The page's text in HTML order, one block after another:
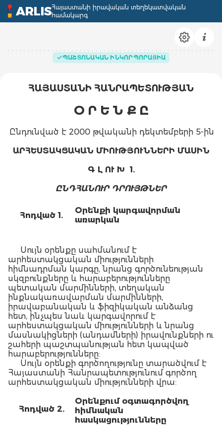
ARLISՀայաստանի իրավական տեղեկատվական
համակարգ
ՊԱՇՏՈՆԱԿԱՆ ԻՆԿՈՐՊՈՐԱՑԻԱ
ՀԱՅԱՍՏԱՆԻ ՀԱՆՐԱՊԵՏՈՒԹՅԱՆ
Օ Ր Ե Ն Ք Ը
Ընդունված է 2000 թվականի դեկտեմբերի 5-ին
ԱՐՀԵՍՏԱԿՑԱԿԱՆ ՄԻՈՒԹՅՈՒՆՆԵՐԻ ՄԱՍԻՆ
Գ Լ ՈՒ Խ 1.
ԸՆԴՀԱՆՈՒՐ ԴՐՈՒՅԹՆԵՐ
Հոդված 1.
Օրենքի կարգավորման
առարկան
Սույն օրենքը սահմանում է
արհեստակցական միությունների
հիմնադրման կարգը, նրանց գործունեության
սկզբունքները և հարաբերությունները
պետական մարմինների, տեղական
ինքնակառավարման մարմինների,
իրավաբանական և ֆիզիկական անձանց
հետ, ինչպես նաև կարգավորում է
արհեստակցական միությունների և նրանց
մասնակիցների (անդամների) իրավունքների ու
շահերի պաշտպանության հետ կապված
հարաբերությունները:
Սույն օրենքի գործողությունը տարածվում է
Հայաստանի Հանրապետությունում գործող
արհեստակցական միությունների վրա:
Հոդված 2.
Օրենքում օգտագործվող
հիմնական
հասկացությունները